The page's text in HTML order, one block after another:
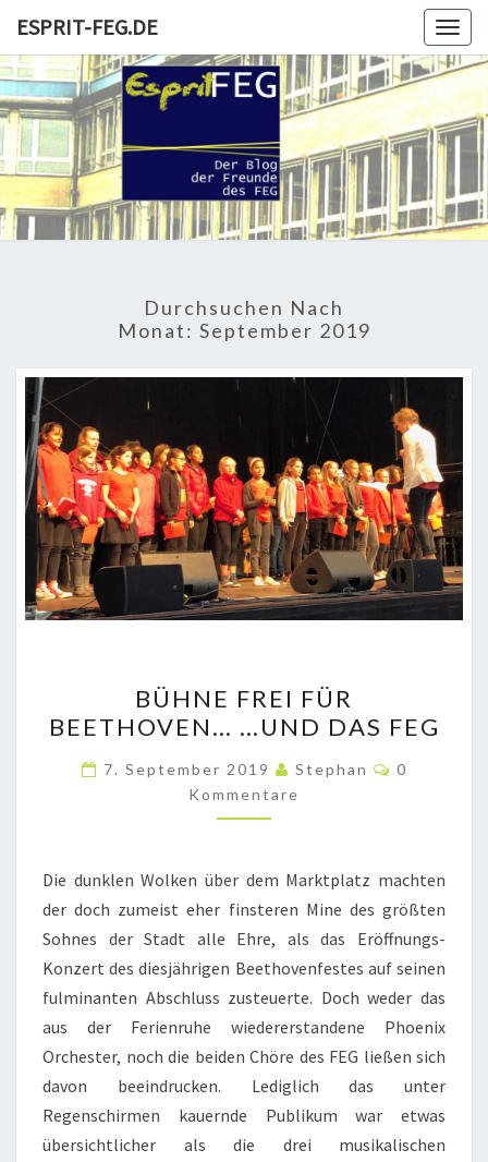
content
ESPRIT-FEG.DE
ESPRIT-
FEG.DE
Der Blog
Der
Freunde
Und
Förderer
Durchsuchen Nach
Monat: September 2019
FREI
FÜR
BEETHOVEN…
…
UND
FEG
BÜHNE FREI FÜR
BEETHOVEN… …UND DAS FEG
7. September 2019 Stephan
0
Kommentare
Die dunklen Wolken über dem Marktplatz machten
der doch zumeist eher finsteren Mine des größten
Sohnes der Stadt alle Ehre, als das Eröffnungs-
Konzert des diesjährigen Beethovenfestes auf seinen
fulminanten Abschluss zusteuerte. Doch weder das
aus der Ferienruhe wiedererstandene Phoenix
Orchester, noch die beiden Chöre des FEG ließen sich
davon beeindrucken. Lediglich das unter
Regenschirmen kauernde Publikum war etwas
übersichtlicher als die drei musikalischen